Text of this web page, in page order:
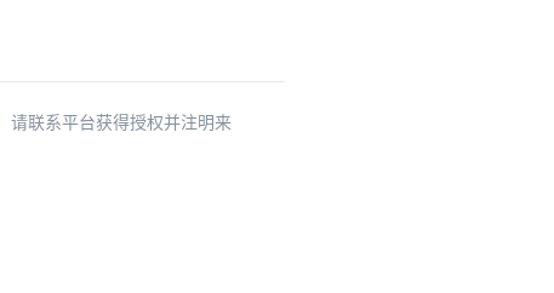
请联系平台获得授权并注明来